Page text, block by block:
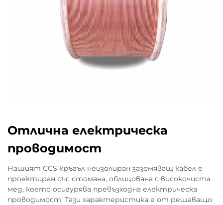
Отлична електрическа
проводимост
Нашият CCS кръгъл неизолиран заземяващ кабел е
проектиран със стомана, облицована с високочиста
мед, което осигурява превъзходна електрическа
проводимост. Тази характеристика е от решаващо